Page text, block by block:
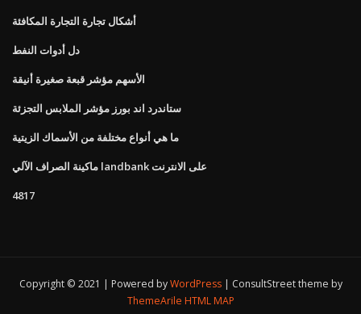
أشكال تجارة التجارة المكافئة
دل أدوات النفط
الأسهم مؤشر قبعة صغيرة أنيقة
ستاندرد اند بورز مؤشر الملابس التجزئة
ما هي أنواع مختلفة من الأسماك الزيتية
ماكينة الصراف الآلي landbank على الانترنت
4817
Copyright © 2021 | Powered byWordPress
ConsultStreet theme by
ThemeArile HTML MAP